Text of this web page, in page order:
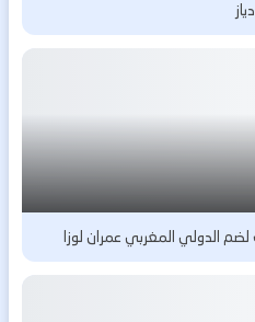
دياز
الدولي المغربي عمران لوزا